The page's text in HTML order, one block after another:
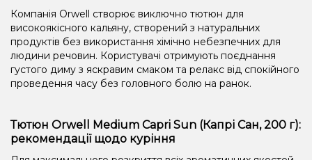
Компанія Orwell створює виключно тютюн для
високоякісного кальяну, створений з натуральних
продуктів без використання хімічно небезпечних для
людини речовин. Користувачі отримують поєднання
густого диму з яскравим смаком та релакс від спокійного
проведення часу без головного болю на ранок.
Тютюн Orwell Medium Capri Sun (Капрі Сан, 200 г):
рекомендації щодо куріння